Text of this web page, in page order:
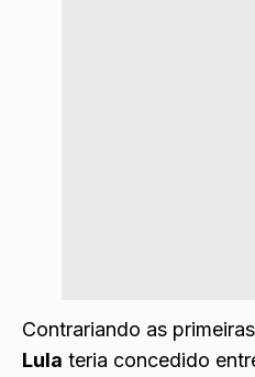
Contrariando as
Lula teria concedido